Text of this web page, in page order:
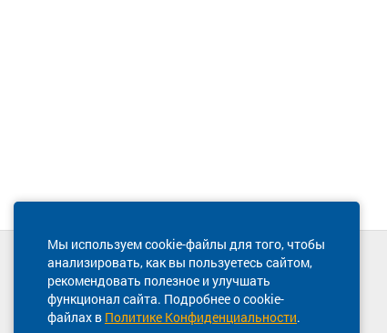
Мы используем cookie-файлы для того, чтобы
анализировать, как вы пользуетесь сайтом,
рекомендовать полезное и улучшать
функционал сайта. Подробнее о cookie-
файлах в Политике Конфиденциальности.
Техническая поддержка сайта
8 800 600-03-38